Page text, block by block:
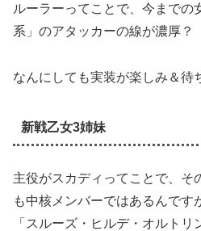
ルーラーってことで、今までの
系」のアタッカーの線が濃厚？
なんにしても実装が楽しみ＆待
新戦乙女3姉妹
主役がスカディってことで、そ
も中核メンバーではあるんです
「スルーズ・ヒルデ・オルト